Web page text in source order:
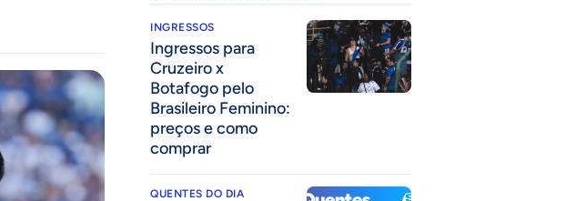
INGRESSOS
Ingressos para
Cruzeiro x
Botafogo pelo
Brasileiro Feminino:
preços e como
comprar
QUENTES DO DIA